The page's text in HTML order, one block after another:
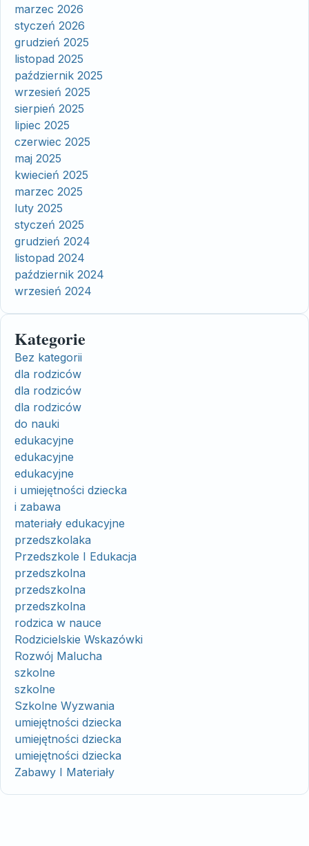
marzec 2026
styczeń 2026
grudzień 2025
listopad 2025
październik 2025
wrzesień 2025
sierpień 2025
lipiec 2025
czerwiec 2025
maj 2025
kwiecień 2025
marzec 2025
luty 2025
styczeń 2025
grudzień 2024
listopad 2024
październik 2024
wrzesień 2024
Kategorie
Bez kategorii
dla rodziców
dla rodziców
dla rodziców
do nauki
edukacyjne
edukacyjne
edukacyjne
i umiejętności dziecka
i zabawa
materiały edukacyjne
przedszkolaka
Przedszkole I Edukacja
przedszkolna
przedszkolna
przedszkolna
rodzica w nauce
Rodzicielskie Wskazówki
Rozwój Malucha
szkolne
szkolne
Szkolne Wyzwania
umiejętności dziecka
umiejętności dziecka
umiejętności dziecka
Zabawy I Materiały